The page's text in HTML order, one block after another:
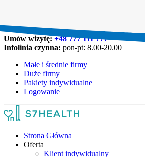
Umów wizytę:+48 777 111 777
Infolinia czynna: pon-pt: 8.00-20.00
Małe i średnie firmy
Duże firmy
Pakiety indywidualne
Logowanie
Strona Główna
Oferta
Klient indywidualny